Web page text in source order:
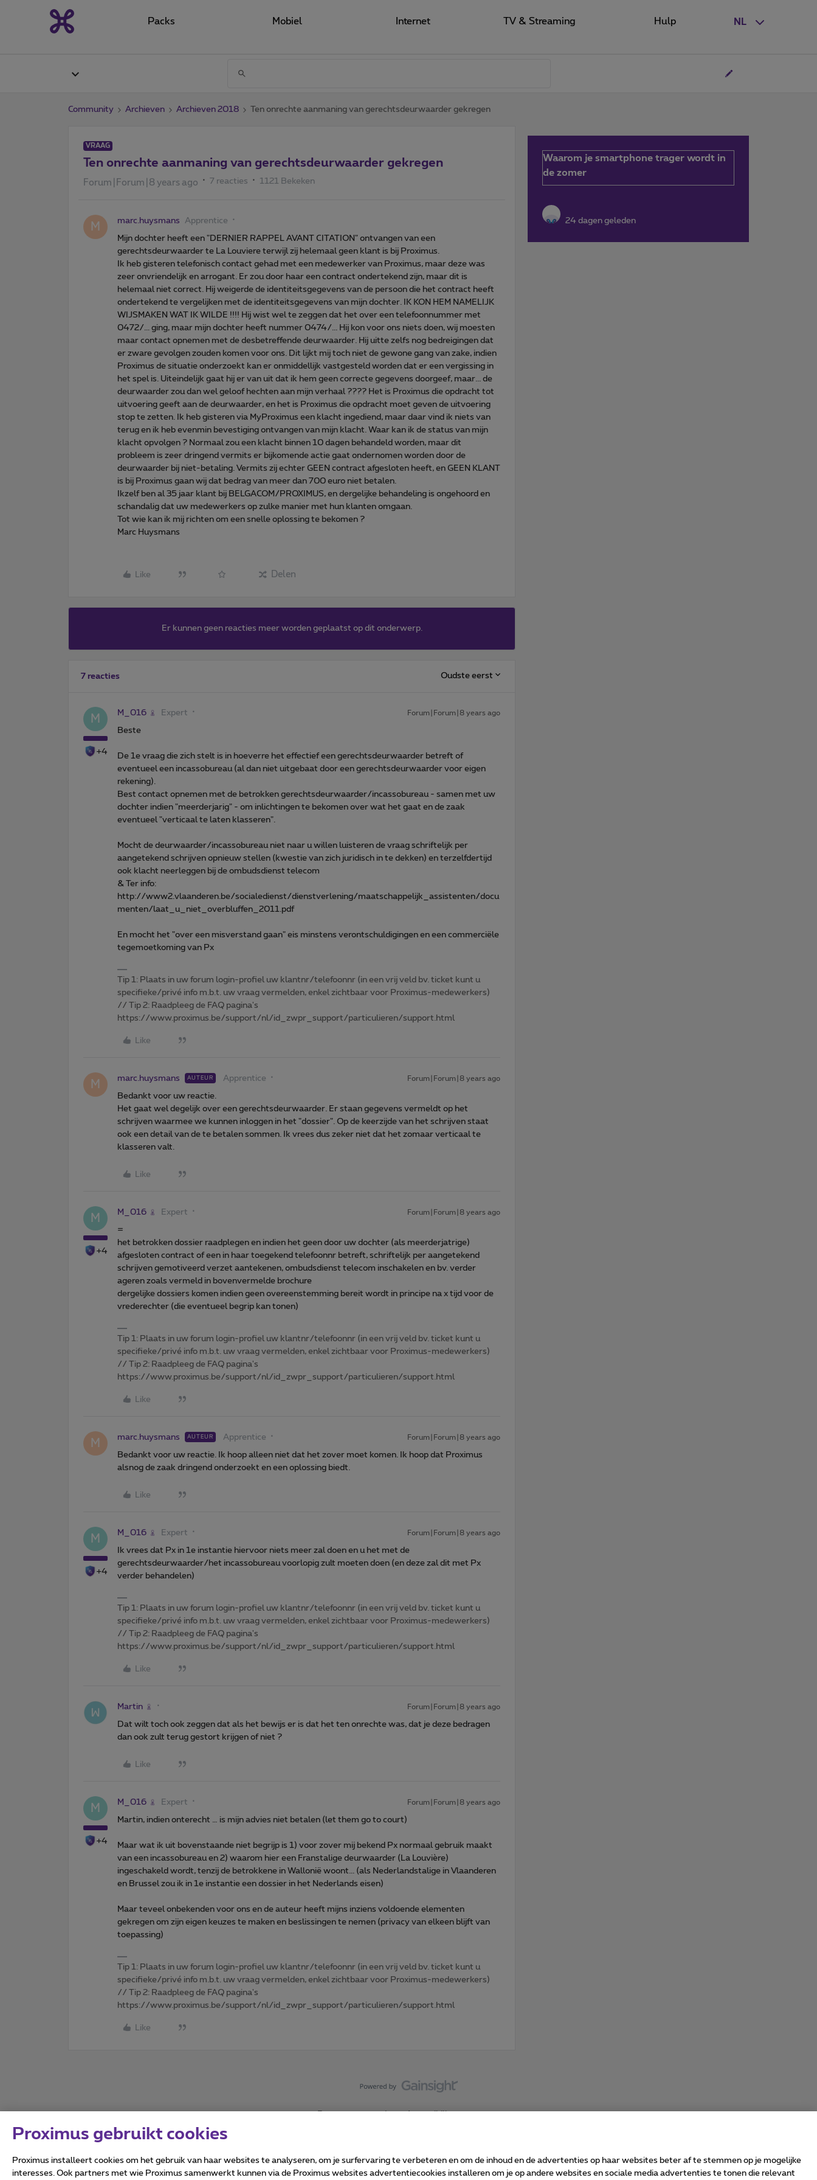
NL
Packs Mobiel Internet TV & Streaming Hulp
Community Archieven Archieven 2018 Ten onrechte aanmaning van gerechtsdeurwaarder gekregen
VRAAG
Ten onrechte aanmaning van gerechtsdeurwaarder gekregen
Forum|Forum|8 years ago 7 reacties 1121 Bekeken
M marc.huysmans Apprentice
Mijn dochter heeft een "DERNIER RAPPEL AVANT CITATION" ontvangen van een
gerechtsdeurwaarder te La Louviere terwijl zij helemaal geen klant is bij Proximus.
Ik heb gisteren telefonisch contact gehad met een medewerker van Proximus, maar deze was
zeer onvriendelijk en arrogant. Er zou door haar een contract ondertekend zijn, maar dit is
helemaal niet correct. Hij weigerde de identiteitsgegevens van de persoon die het contract heeft
ondertekend te vergelijken met de identiteitsgegevens van mijn dochter. IK KON HEM NAMELIJK
WIJSMAKEN WAT IK WILDE !!!! Hij wist wel te zeggen dat het over een telefoonnummer met
0472/... ging, maar mijn dochter heeft nummer 0474/... Hij kon voor ons niets doen, wij moesten
maar contact opnemen met de desbetreffende deurwaarder. Hij uitte zelfs nog bedreigingen dat
er zware gevolgen zouden komen voor ons. Dit lijkt mij toch niet de gewone gang van zake, indien
Proximus de situatie onderzoekt kan er onmiddellijk vastgesteld worden dat er een vergissing in
het spel is. Uiteindelijk gaat hij er van uit dat ik hem geen correcte gegevens doorgeef, maar... de
deurwaarder zou dan wel geloof hechten aan mijn verhaal ???? Het is Proximus die opdracht tot
uitvoering geeft aan de deurwaarder, en het is Proximus die opdracht moet geven de uitvoering
stop te zetten. Ik heb gisteren via MyProximus een klacht ingediend, maar daar vind ik niets van
terug en ik heb evenmin bevestiging ontvangen van mijn klacht. Waar kan ik de status van mijn
klacht opvolgen ? Normaal zou een klacht binnen 10 dagen behandeld worden, maar dit
probleem is zeer dringend vermits er bijkomende actie gaat ondernomen worden door de
deurwaarder bij niet-betaling. Vermits zij echter GEEN contract afgesloten heeft, en GEEN KLANT
is bij Proximus gaan wij dat bedrag van meer dan 700 euro niet betalen.
Ikzelf ben al 35 jaar klant bij BELGACOM/PROXIMUS, en dergelijke behandeling is ongehoord en
schandalig dat uw medewerkers op zulke manier met hun klanten omgaan.
Tot wie kan ik mij richten om een snelle oplossing te bekomen ?
Marc Huysmans
Like Delen
Er kunnen geen reacties meer worden geplaatst op dit onderwerp.
7 reacties Oudste eerst
M
+4
M_016 Expert Forum|Forum|8 years ago
Beste
De 1e vraag die zich stelt is in hoeverre het effectief een gerechtsdeurwaarder betreft of
eventueel een incassobureau (al dan niet uitgebaat door een gerechtsdeurwaarder voor eigen
rekening).
Best contact opnemen met de betrokken gerechtsdeurwaarder/incassobureau - samen met uw
dochter indien "meerderjarig" - om inlichtingen te bekomen over wat het gaat en de zaak
eventueel "verticaal te laten klasseren".
Mocht de deurwaarder/incassobureau niet naar u willen luisteren de vraag schriftelijk per
aangetekend schrijven opnieuw stellen (kwestie van zich juridisch in te dekken) en terzelfdertijd
ook klacht neerleggen bij de ombudsdienst telecom
& Ter info:
http://www2.vlaanderen.be/socialedienst/dienstverlening/maatschappelijk_assistenten/docu
menten/laat_u_niet_overbluffen_2011.pdf
En mocht het "over een misverstand gaan" eis minstens verontschuldigingen en een commerciële
tegemoetkoming van Px
Tip 1: Plaats in uw forum login-profiel uw klantnr/telefoonnr (in een vrij veld bv. ticket kunt u
specifieke/privé info m.b.t. uw vraag vermelden, enkel zichtbaar voor Proximus-medewerkers)
// Tip 2: Raadpleeg de FAQ pagina's
https://www.proximus.be/support/nl/id_zwpr_support/particulieren/support.html
Like
M marc.huysmans AUTEUR Apprentice Forum|Forum|8 years ago
Bedankt voor uw reactie.
Het gaat wel degelijk over een gerechtsdeurwaarder. Er staan gegevens vermeldt op het
schrijven waarmee we kunnen inloggen in het "dossier". Op de keerzijde van het schrijven staat
ook een detail van de te betalen sommen. Ik vrees dus zeker niet dat het zomaar verticaal te
klasseren valt.
Like
M
+4
M_016 Expert Forum|Forum|8 years ago
=
het betrokken dossier raadplegen en indien het geen door uw dochter (als meerderjatrige)
afgesloten contract of een in haar toegekend telefoonnr betreft, schriftelijk per aangetekend
schrijven gemotiveerd verzet aantekenen, ombudsdienst telecom inschakelen en bv. verder
ageren zoals vermeld in bovenvermelde brochure
dergelijke dossiers komen indien geen overeenstemming bereit wordt in principe na x tijd voor de
vrederechter (die eventueel begrip kan tonen)
Tip 1: Plaats in uw forum login-profiel uw klantnr/telefoonnr (in een vrij veld bv. ticket kunt u
specifieke/privé info m.b.t. uw vraag vermelden, enkel zichtbaar voor Proximus-medewerkers)
// Tip 2: Raadpleeg de FAQ pagina's
https://www.proximus.be/support/nl/id_zwpr_support/particulieren/support.html
Like
M marc.huysmans AUTEUR Apprentice Forum|Forum|8 years ago
Bedankt voor uw reactie. Ik hoop alleen niet dat het zover moet komen. Ik hoop dat Proximus
alsnog de zaak dringend onderzoekt en een oplossing biedt.
Like
M
+4
M_016 Expert Forum|Forum|8 years ago
Ik vrees dat Px in 1e instantie hiervoor niets meer zal doen en u het met de
gerechtsdeurwaarder/het incassobureau voorlopig zult moeten doen (en deze zal dit met Px
verder behandelen)
Tip 1: Plaats in uw forum login-profiel uw klantnr/telefoonnr (in een vrij veld bv. ticket kunt u
specifieke/privé info m.b.t. uw vraag vermelden, enkel zichtbaar voor Proximus-medewerkers)
// Tip 2: Raadpleeg de FAQ pagina's
https://www.proximus.be/support/nl/id_zwpr_support/particulieren/support.html
Like
Martin Forum|Forum|8 years ago
Dat wilt toch ook zeggen dat als het bewijs er is dat het ten onrechte was, dat je deze bedragen
dan ook zult terug gestort krijgen of niet ?
Like
M
+4
M_016 Expert Forum|Forum|8 years ago
Martin, indien onterecht … is mijn advies niet betalen (let them go to court)
Maar wat ik uit bovenstaande niet begrijp is 1) voor zover mij bekend Px normaal gebruik maakt
van een incassobureau en 2) waarom hier een Franstalige deurwaarder (La Louvière)
ingeschakeld wordt, tenzij de betrokkene in Wallonië woont... (als Nederlandstalige in Vlaanderen
en Brussel zou ik in 1e instantie een dossier in het Nederlands eisen)
Maar teveel onbekenden voor ons en de auteur heeft mijns inziens voldoende elementen
gekregen om zijn eigen keuzes te maken en beslissingen te nemen (privacy van elkeen blijft van
toepassing)
Tip 1: Plaats in uw forum login-profiel uw klantnr/telefoonnr (in een vrij veld bv. ticket kunt u
specifieke/privé info m.b.t. uw vraag vermelden, enkel zichtbaar voor Proximus-medewerkers)
// Tip 2: Raadpleeg de FAQ pagina's
https://www.proximus.be/support/nl/id_zwpr_support/particulieren/support.html
Like
Waarom je smartphone trager wordt in
de zomer
24 dagen geleden
Forumvoorwaarden Accessibility statement
Proximus gebruikt cookies
Proximus installeert cookies om het gebruik van haar websites te analyseren, om je surfervaring te verbeteren en om de inhoud en de advertenties op haar websites beter af te stemmen op je mogelijke
interesses. Ook partners met wie Proximus samenwerkt kunnen via de Proximus websites advertentiecookies installeren om je op andere websites en sociale media advertenties te tonen die relevant